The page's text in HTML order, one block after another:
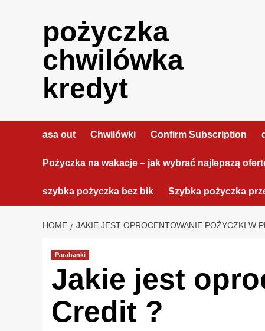
pożyczka
chwilówka
kredyt
asa out Chwilówki Confirm Subscription
Pożyczka na wakacje – jak wybrać najlepszą
szybka pożyczka bez bik Szybka pożyczka
HOME JAKIE JEST OPROCENTOWANIE POŻYCZKI W
Parabanki
Jakie jest
Credit ?